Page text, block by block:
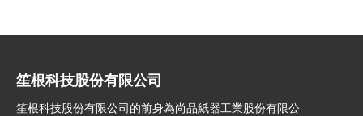
笙根科技股份有限公司
笙根科技股份有限公司的前身為尚品紙器工業股份有限公